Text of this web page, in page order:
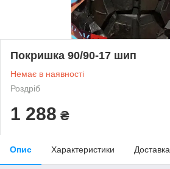
Покришка 90/90-17 шип
Немає в наявності
Роздріб
1 288 ₴
Опис Характеристики Доставка